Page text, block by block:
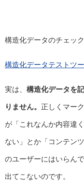
構造化データのチェッ
構造化データテストツ
実は、 構造化データを
りません。 正しくマー
が「これなんか内容違
ない」とか「コンテン
のユーザーにはいらん
出てこないのです。